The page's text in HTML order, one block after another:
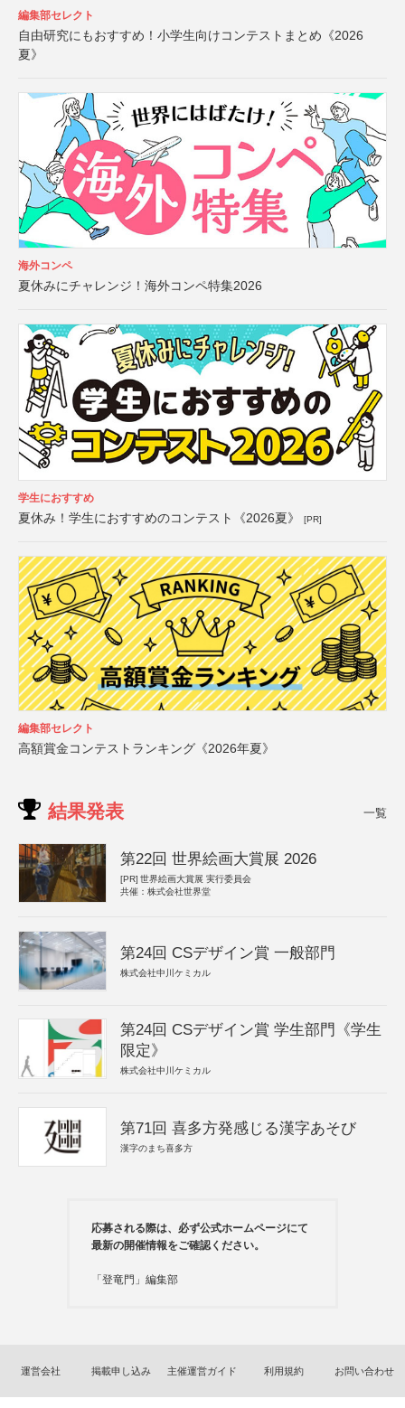
編集部セレクト
自由研究にもおすすめ！小学生向けコンテストまとめ《2026
夏》
海外コンペ
夏休みにチャレンジ！海外コンペ特集2026
学生におすすめ
夏休み！学生におすすめのコンテスト《2026夏》 [PR]
編集部セレクト
高額賞金コンテストランキング《2026年夏》
結果発表 一覧
第22回 世界絵画大賞展 2026
[PR] 世界絵画大賞展 実行委員会
共催：株式会社世界堂
第24回 CSデザイン賞 一般部門
株式会社中川ケミカル
第24回 CSデザイン賞 学生部門《学生
限定》
株式会社中川ケミカル
第71回 喜多方発感じる漢字あそび
漢字のまち喜多方
応募される際は、必ず公式ホームページにて
最新の開催情報をご確認ください。
「登竜門」編集部
運営会社 掲載申し込み 主催運営ガイド 利用規約 お問い合わせ